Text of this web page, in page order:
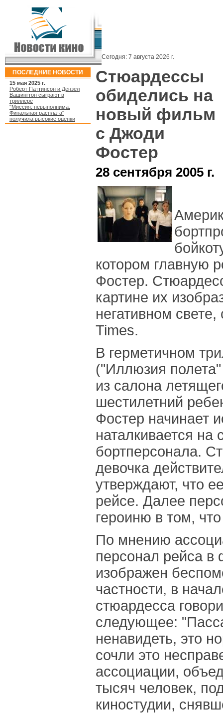
Сегодня: 7 августа 2026 г.
ПОСЛЕДНИЕ НОВОСТИ
15 мая 2025 г.
Роберт Паттинсон и Дензел
Вашингтон сыграют в
триллере
"Миссия: невыполнима.
Финальная расплата"
получила высокие оценки
Стюардессы
обиделись на
новый фильм
с Джоди
Фостер
28 сентября 2005 г.
котором главную
Фостер.
картине их
негативном
Times.
В герметичном
("Иллюзия
из салона
шестилетний
Фостер начинает
наталкивается на
бортперсонала.
девочка
утверждают, что
рейсе. Далее
героиню в том,
По мнению
персонал рейса
изображен
частности, в
стюардесса
следующее:
ненавидеть, это
сочли это
ассоциации,
тысяч человек,
киностудии,